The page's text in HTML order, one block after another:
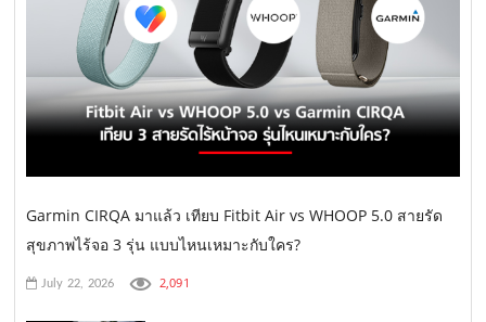
Garmin CIRQA มาแล้ว เทียบ Fitbit Air vs WHOOP 5.0 สายรัด
สุขภาพไร้จอ 3 รุ่น แบบไหนเหมาะกับใคร?
July 22, 2026 2,091